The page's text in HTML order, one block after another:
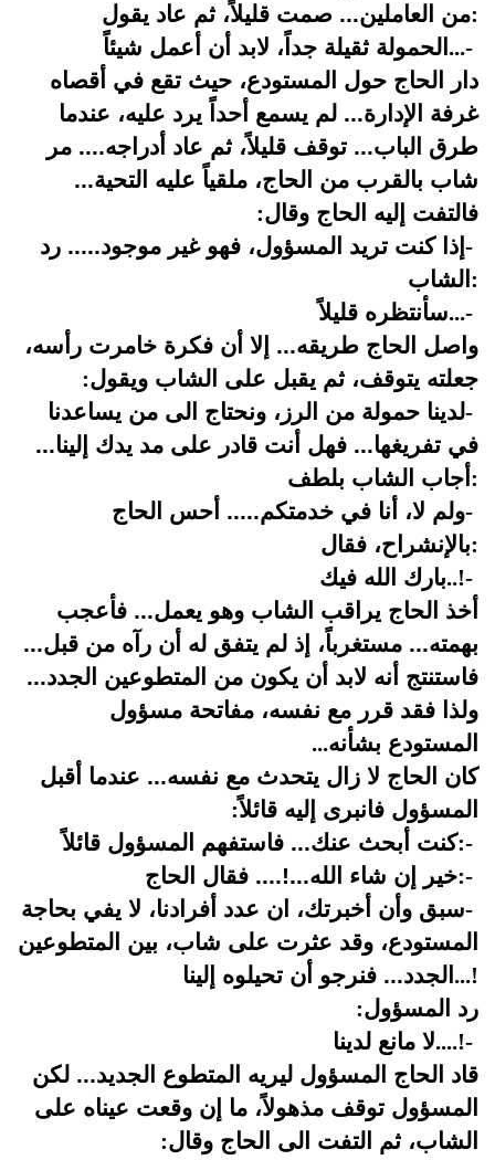
من العاملين... صمت قليلاً، ثم عاد يقول:
-
الحمولة ثقيلة جداً، لابد أن أعمل شيئاً ...
دار الحاج حول المستودع، حيث تقع في أقصاه
غرفة الإدارة... لم يسمع أحداً يرد عليه، عندما
طرق الباب... توقف قليلاً، ثم عاد أدراجه.... مر
شاب بالقرب من الحاج، ملقياً عليه التحية...
فالتفت إليه الحاج وقال:
- إذا كنت تريد المسؤول، فهو غير موجود..... رد
الشاب :
-
سأنتظره قليلاً...
واصل الحاج طريقه... إلا أن فكرة خامرت رأسه،
جعلته يتوقف، ثم يقبل على الشاب ويقول:
-لدينا حمولة من الرز، ونحتاج الى من يساعدنا
في تفريغها... فهل أنت قادر على مد يدك إلينا...
أجاب الشاب بلطف :
-ولم لا، أنا في خدمتكم..... أحس الحاج
بالإنشراح، فقال:
-
بارك الله فيك..!
أخذ الحاج يراقب الشاب وهو يعمل... فأعجب
بهمته... مستغرباً، إذ لم يتفق له أن رآه من قبل...
فاستنتج أنه لابد أن يكون من المتطوعين الجدد...
ولذا فقد قرر مع نفسه، مفاتحة مسؤول
المستودع بشأنه...
كان الحاج لا زال يتحدث مع نفسه... عندما أقبل
المسؤول فانبرى إليه قائلاً:
- كنت أبحث عنك... فاستفهم المسؤول قائلاً:
- خير إن شاء الله...!.... فقال الحاج:
-سبق وأن أخبرتك، ان عدد أفرادنا، لا يفي بحاجة
المستودع، وقد عثرت على شاب، بين المتطوعين
الجدد... فنرجو أن تحيلوه إلينا ...!
رد المسؤول:
-
لا مانع لدينا....!
قاد الحاج المسؤول ليريه المتطوع الجديد... لكن
المسؤول توقف مذهولاً، ما إن وقعت عيناه على
الشاب، ثم التفت الى الحاج وقال: